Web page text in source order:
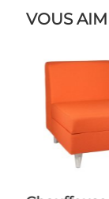
VOUS